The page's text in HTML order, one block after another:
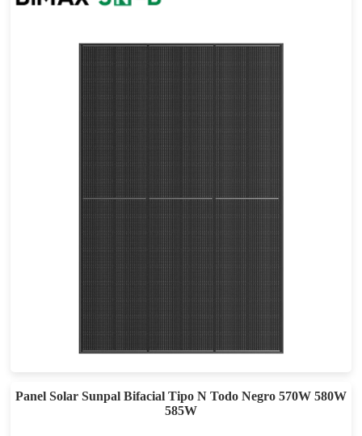
410-440W
Garantía de potencia de 30 años
Panel Solar Sunpal Bifacial Tipo N Todo Negro 570W 580W
585W